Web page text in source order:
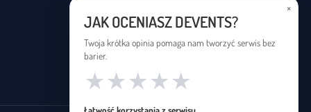
Deklaracja dostępności
×
JAK OCENIASZ DEVENTS?
Twoja krótka opinia pomaga nam tworzyć serwis bez
barier.
★
★
★
★
★